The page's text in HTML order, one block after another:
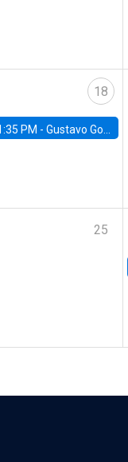
18
PM - Gustavo González, Banco Central de Chile
25